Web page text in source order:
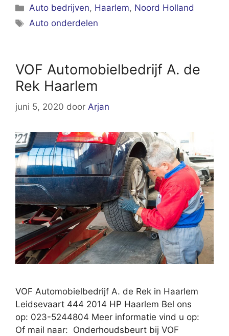
Categorieën
Auto bedrijven, Haarlem, Noord Holland
Tags
Auto onderdelen
VOF Automobielbedrijf A. de
Rek Haarlem
juni 5, 2020 door Arjan
VOF Automobielbedrijf A. de Rek in Haarlem
Leidsevaart 444 2014 HP Haarlem Bel ons
op: 023-5244804 Meer informatie vind u op:
Of mail naar: Onderhoudsbeurt bij VOF